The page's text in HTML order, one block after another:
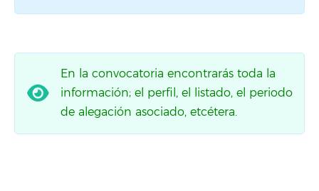
En la convocatoria encontrarás toda la
información; el perfil, el listado, el periodo
de alegación asociado, etcétera.